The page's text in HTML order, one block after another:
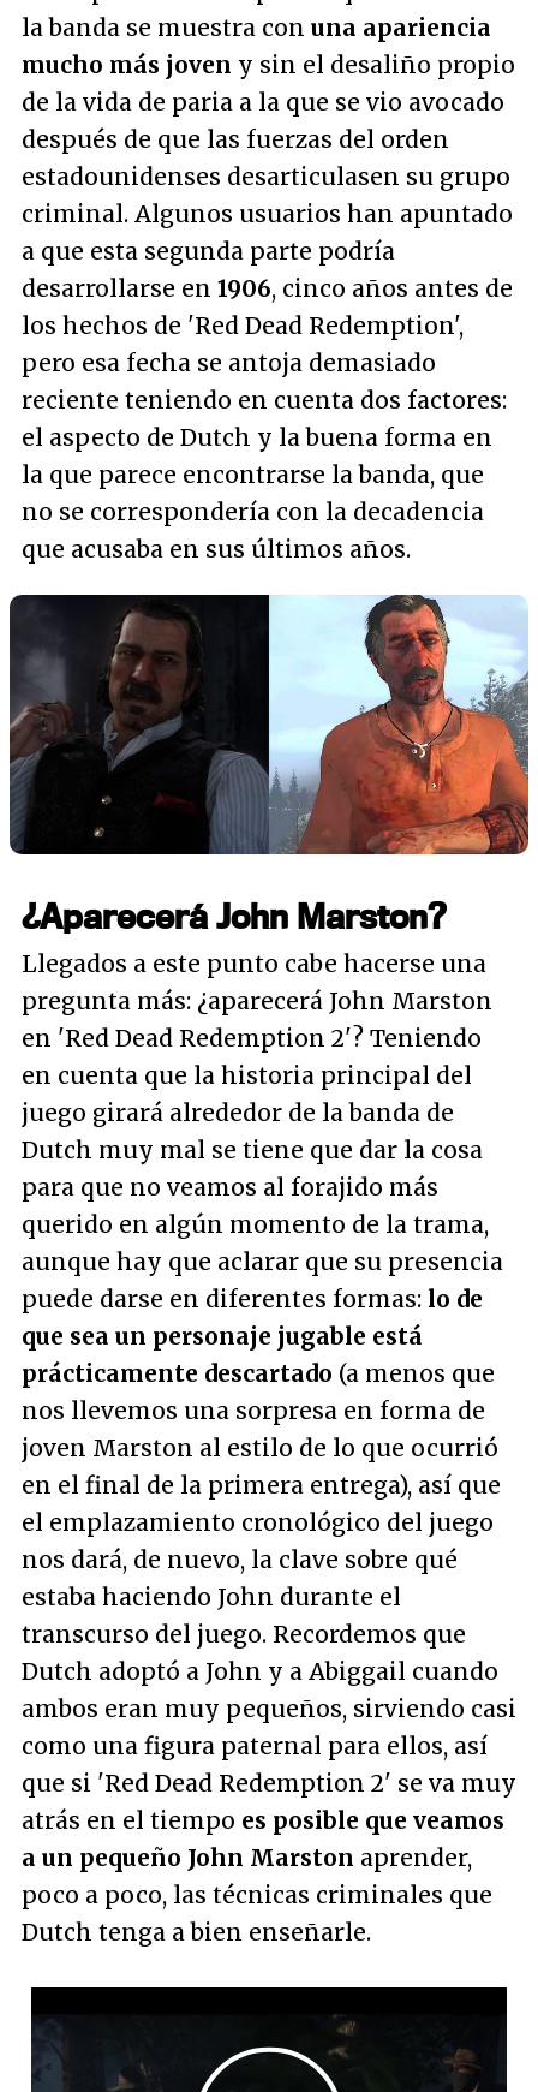
la banda se muestra con una apariencia
mucho más joven y sin el desaliño propio
de la vida de paria a la que se vio avocado
después de que las fuerzas del orden
estadounidenses desarticulasen su grupo
criminal. Algunos usuarios han apuntado
a que esta segunda parte podría
desarrollarse en 1906, cinco años antes de
los hechos de 'Red Dead Redemption',
pero esa fecha se antoja demasiado
reciente teniendo en cuenta dos factores:
el aspecto de Dutch y la buena forma en
la que parece encontrarse la banda, que
no se correspondería con la decadencia
que acusaba en sus últimos años.
¿Aparecerá John Marston?
Llegados a este punto cabe hacerse una
pregunta más: ¿aparecerá John Marston
en 'Red Dead Redemption 2'? Teniendo
en cuenta que la historia principal del
juego girará alrededor de la banda de
Dutch muy mal se tiene que dar la cosa
para que no veamos al forajido más
querido en algún momento de la trama,
aunque hay que aclarar que su presencia
puede darse en diferentes formas: lo de
que sea un personaje jugable está
prácticamente descartado (a menos que
nos llevemos una sorpresa en forma de
joven Marston al estilo de lo que ocurrió
en el final de la primera entrega), así que
el emplazamiento cronológico del juego
nos dará, de nuevo, la clave sobre qué
estaba haciendo John durante el
transcurso del juego. Recordemos que
Dutch adoptó a John y a Abiggail cuando
ambos eran muy pequeños, sirviendo casi
como una figura paternal para ellos, así
que si 'Red Dead Redemption 2' se va muy
atrás en el tiempo es posible que veamos
a un pequeño John Marston aprender,
poco a poco, las técnicas criminales que
Dutch tenga a bien enseñarle.